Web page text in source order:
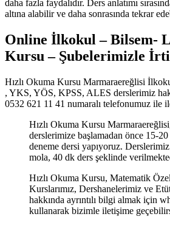
daha fazla faydalıdır. Ders anlatımı
altına alabilir ve daha sonrasında tekrar
Online İlkokul – Bilsem-
Kursu – Şubelerimizle
Hızlı Okuma Kursu Marmaraereğlisi
, YKS, YÖS, KPSS, ALES derslerimiz
0532 621 11 41 numaralı telefonumuz ile
Hızlı Okuma Kursu
derslerimize başlamadan önce 15-
deneme dersi yapıyoruz.
mola, 40 dk ders şeklinde
Hızlı Okuma Kursu, Matematik
Kurslarımız, Dershanelerimiz ve
hakkında ayrıntılı bilgi almak için
kullanarak bizimle iletişime